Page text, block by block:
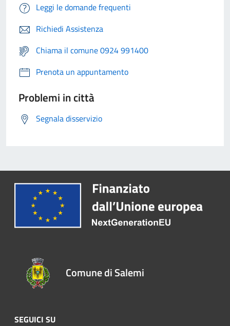
Leggi le domande frequenti
Richiedi Assistenza
Chiama il comune 0924 991400
Prenota un appuntamento
Problemi in città
Segnala disservizio
Comune di Salemi
SEGUICI SU